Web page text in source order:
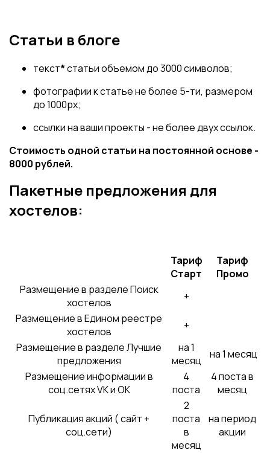
Статьи в блоге
текст*статьи объемом до 3000 символов;
фотографии к статье не более 5-ти, размером
до 1000px;
ссылки на ваши проекты - не более двух ссылок.
Стоимость одной статьи на постоянной основе -
8000 рублей.
Пакетные предложения для
хостелов:
Тариф
Старт
Тариф
Промо
Размещение в разделе Поиск
хостелов
+
Размещение в Едином реестре
хостелов
+
Размещение в разделе Лучшие
предложения
на 1
месяц
на 1 месяц
Размещение информации в
соц.сетях VK и OK
4
поста
4 поста в
месяц
Публикация акций ( сайт +
соц.сети)
2
поста
в
месяц
на период
акции